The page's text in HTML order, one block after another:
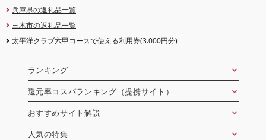
兵庫県の返礼品一覧
三木市の返礼品一覧
太平洋クラブ六甲コースで使える利用券(3.000円分)
ランキング
還元率コスパランキング（提携サイト）
おすすめサイト解説
人気の特集